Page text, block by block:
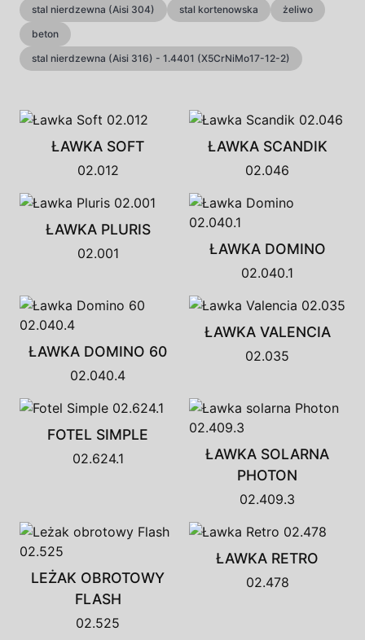
stal nierdzewna (Aisi 304)
stal kortenowska
żeliwo
beton
stal nierdzewna (Aisi 316) - 1.4401 (X5CrNiMo17-12-2)
ŁAWKA SOFT
02.012
ŁAWKA SCANDIK
02.046
ŁAWKA PLURIS
02.001 ŁAWKA DOMINO
02.040.1
ŁAWKA DOMINO 60
02.040.4
ŁAWKA VALENCIA
02.035
FOTEL SIMPLE
02.624.1
ŁAWKA SOLARNA
PHOTON
02.409.3
LEŻAK OBROTOWY
FLASH
02.525
ŁAWKA RETRO
02.478